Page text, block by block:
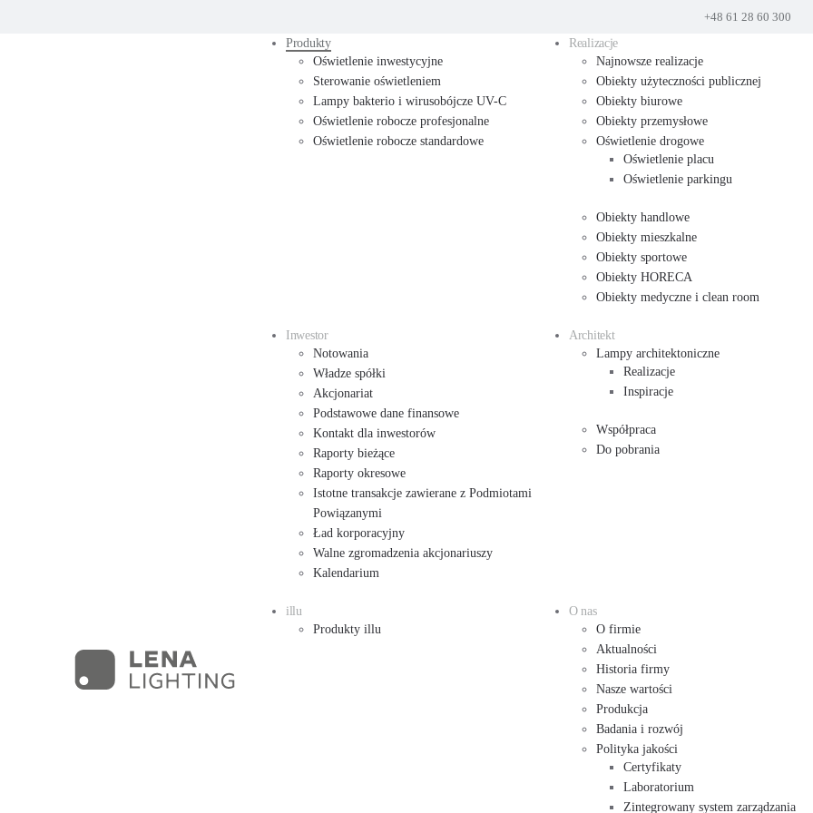
+48 61 28 60 300
Produkty
Oświetlenie inwestycyjne
Sterowanie oświetleniem
Lampy bakterio i wirusobójcze UV-C
Oświetlenie robocze profesjonalne
Oświetlenie robocze standardowe
Realizacje
Najnowsze realizacje
Obiekty użyteczności publicznej
Obiekty biurowe
Obiekty przemysłowe
Oświetlenie drogowe
Oświetlenie placu
Oświetlenie parkingu
Obiekty handlowe
Obiekty mieszkalne
Obiekty sportowe
Obiekty HORECA
Obiekty medyczne i clean room
Inwestor
Notowania
Władze spółki
Akcjonariat
Podstawowe dane finansowe
Kontakt dla inwestorów
Raporty bieżące
Raporty okresowe
Istotne transakcje zawierane z Podmiotami
Powiązanymi
Ład korporacyjny
Walne zgromadzenia akcjonariuszy
Kalendarium
Architekt
Lampy architektoniczne
Realizacje
Inspiracje
Współpraca
Do pobrania
illu
Produkty illu
O nas
O firmie
Aktualności
Historia firmy
Nasze wartości
Produkcja
Badania i rozwój
Polityka jakości
Certyfikaty
Laboratorium
Zintegrowany system zarządzania